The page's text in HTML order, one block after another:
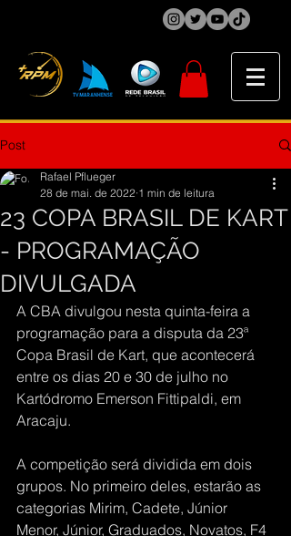
Post
23 COPA BRASIL DE KART
- PROGRAMAÇÃO
DIVULGADA
Rafael Pflueger
28 de mai. de 2022 1 min de leitura
A CBA divulgou nesta quinta-feira a
programação para a disputa da 23ª
Copa Brasil de Kart, que acontecerá
entre os dias 20 e 30 de julho no
Kartódromo Emerson Fittipaldi, em
Aracaju.
A competição será dividida em dois
grupos. No primeiro deles, estarão as
categorias Mirim, Cadete, Júnior
Menor, Júnior, Graduados, Novatos, F4